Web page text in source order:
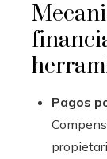
Pagos